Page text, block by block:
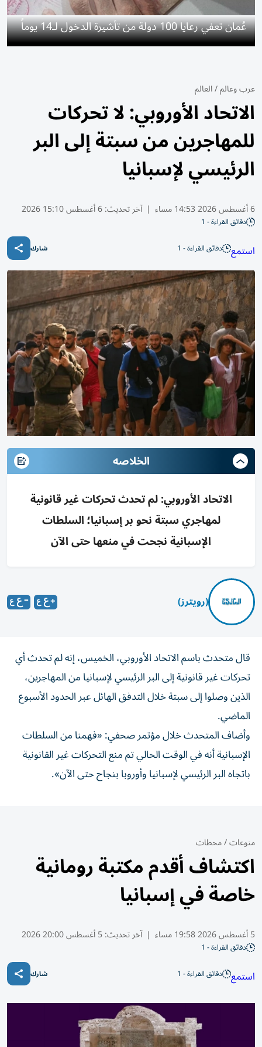
عُمان تعفي رعايا 100 دولة من تأشيرة الدخول لـ14 يوماً
عرب وعالم/العالم
الاتحاد الأوروبي: لا تحركات
للمهاجرين من سبتة إلى البر
الرئيسي لإسبانيا
6 أغسطس 2026 14:53 مساء | آخر تحديث:6 أغسطس 15:10 2026
دقائق القراءة - 1
استمع دقائق القراءة - 1 شارك
الخلاصه
الاتحاد الأوروبي: لم تحدث تحركات غير قانونية
لمهاجري سبتة نحو بر إسبانيا؛ السلطات
الإسبانية نجحت في منعها حتى الآن
(رويترز)
‌قال متحدث باسم ​الاتحاد ⁠الأوروبي، الخميس، ‌إنه لم ‌تحدث أي
تحركات ‌غير قانونية إلى ⁠البر الرئيسي لإسبانيا من المهاجرين،
الذين وصلوا إلى سبتة خلال ​التدفق الهائل عبر الحدود ‌الأسبوع
الماضي.
وأضاف المتحدث خلال ⁠مؤتمر صحفي: «فهمنا من السلطات
الإسبانية أنه ​في ‌الوقت ‌الحالي تم منع التحركات غير ‌القانونية
باتجاه ‌البر الرئيسي ⁠لإسبانيا وأوروبا ‌بنجاح حتى الآن».
منوعات/محطات
اكتشاف أقدم مكتبة رومانية
خاصة في إسبانيا
5 أغسطس 2026 19:58 مساء | آخر تحديث:5 أغسطس 20:00 2026
دقائق القراءة - 1
استمع دقائق القراءة - 1 شارك